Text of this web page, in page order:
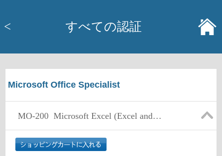
< すべての認証
Microsoft Office Specialist
MO-200 Microsoft Excel (Excel and Excel 2019)